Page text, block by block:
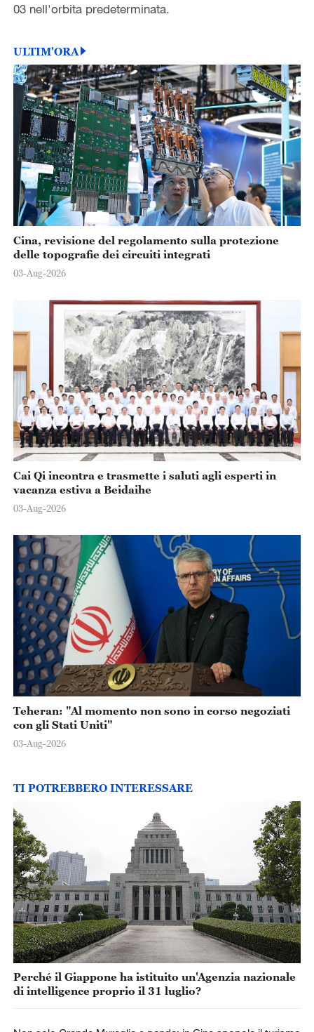
03 nell'orbita predeterminata.
ULTIM'ORA
Cina, revisione del regolamento sulla protezione
delle topografie dei circuiti integrati
03-Aug-2026
Cai Qi incontra e trasmette i saluti agli esperti in
vacanza estiva a Beidaihe
03-Aug-2026
Teheran: "Al momento non sono in corso negoziati
con gli Stati Uniti"
03-Aug-2026
TI POTREBBERO INTERESSARE
Perché il Giappone ha istituito un'Agenzia nazionale
di intelligence proprio il 31 luglio?